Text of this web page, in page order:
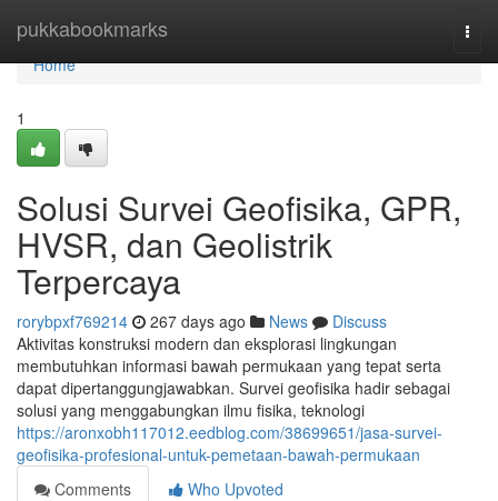
pukkabookmarks
Home
Home
1
Solusi Survei Geofisika, GPR,
HVSR, dan Geolistrik
Terpercaya
rorybpxf769214 267 days ago News
Discuss
Aktivitas konstruksi modern dan eksplorasi lingkungan
membutuhkan informasi bawah permukaan yang tepat serta
dapat dipertanggungjawabkan. Survei geofisika hadir sebagai
solusi yang menggabungkan ilmu fisika, teknologi
https://aronxobh117012.eedblog.com/38699651/jasa-survei-
geofisika-profesional-untuk-pemetaan-bawah-permukaan
Comments
Who Upvoted